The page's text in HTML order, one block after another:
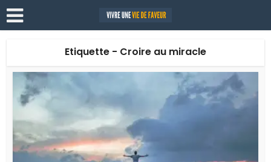
Etiquette - Croire au miracle